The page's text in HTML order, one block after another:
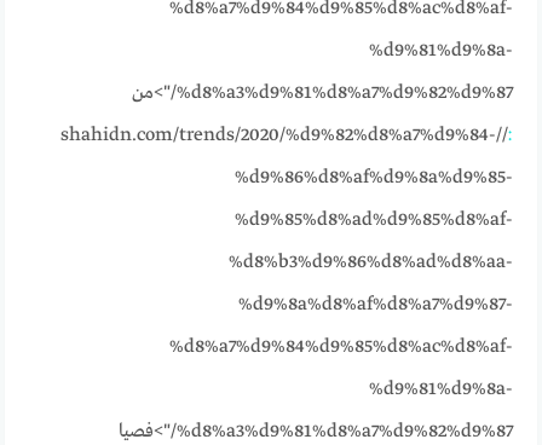
%d8%a7%d9%84%d9%85%d8%ac%d8%af-
%d9%81%d9%8a-
%d8%a3%d9%81%d8%a7%d9%82%d9%87/">من
:
//shahidn.com/trends/2020/%d9%82%d8%a7%d9%84-
%d9%86%d8%af%d9%8a%d9%85-
%d9%85%d8%ad%d9%85%d8%af-
%d8%b3%d9%86%d8%ad%d8%aa-
%d9%8a%d8%af%d8%a7%d9%87-
%d8%a7%d9%84%d9%85%d8%ac%d8%af-
%d9%81%d9%8a-
%d8%a3%d9%81%d8%a7%d9%82%d9%87/">فصيا